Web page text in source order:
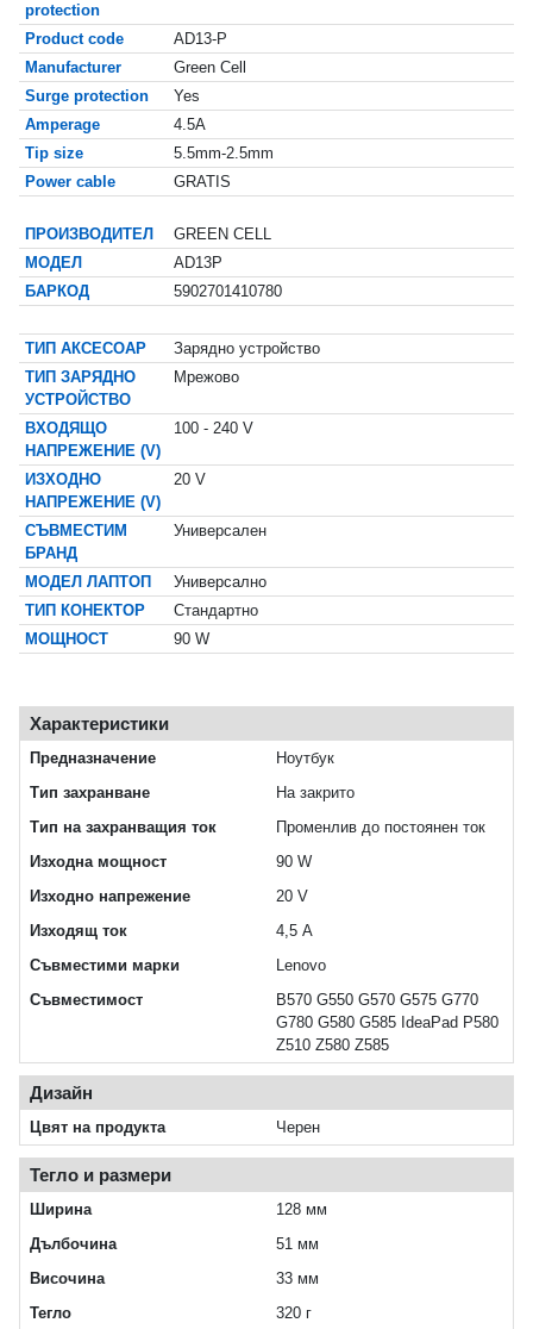
protection
Product code
AD13-P
Manufacturer
Green Cell
Surge protection
Yes
Amperage
4.5A
Tip size
5.5mm-2.5mm
Power cable
GRATIS
ПРОИЗВОДИТЕЛ
GREEN CELL
МОДЕЛ
АD13P
БАРКОД
5902701410780
ТИП АКСЕСОАР
Зарядно устройство
ТИП ЗАРЯДНО
УСТРОЙСТВО
Мрежово
ВХОДЯЩО
НАПРЕЖЕНИЕ (V)
100 - 240 V
ИЗХОДНО
НАПРЕЖЕНИЕ (V)
20 V
СЪВМЕСТИМ
БРАНД
Универсален
МОДЕЛ ЛАПТОП
Универсално
ТИП КОНЕКТОР
Стандартно
МОЩНОСТ
90 W
Характеристики
Предназначение
Ноутбук
Тип захранване
На закрито
Тип на захранващия ток
Променлив до постоянен ток
Изходна мощност
90 W
Изходно напрежение
20 V
Изходящ ток
4,5 A
Съвместими марки
Lenovo
Съвместимост
B570 G550 G570 G575 G770
G780 G580 G585 IdeaPad P580
Z510 Z580 Z585
Дизайн
Цвят на продукта Черен
Тегло и размери
Ширина
128 мм
Дълбочина
51 мм
Височина
33 мм
Тегло
320 г